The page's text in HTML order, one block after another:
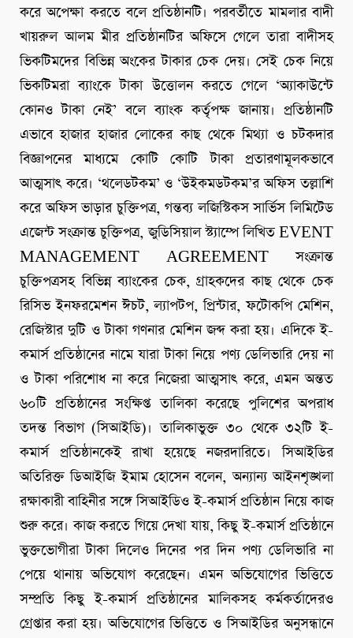
করে অপেক্ষা করতে বলে প্রতিষ্ঠানটি। পরবর্তীতে মামলার বাদী
খায়রুল আলম মীর প্রতিষ্ঠানটির অফিসে গেলে তারা বাদীসহ
ভিকটিমদের বিভিন্ন অংকের টাকার চেক দেয়। সেই চেক নিয়ে
ভিকটিমরা ব্যাংকে টাকা উত্তোলন করতে গেলে ‘অ্যাকাউন্টে
কোনও টাকা নেই’ বলে ব্যাংক কর্তৃপক্ষ জানায়। প্রতিষ্ঠানটি
এভাবে হাজার হাজার লোকের কাছ থেকে মিথ্যা ও চটকদার
বিজ্ঞাপনের মাধ্যমে কোটি কোটি টাকা প্রতারণামূলকভাবে
আত্মসাৎ করে। ‘থলেডটকম’ ও ‘উইকমডটকম’র অফিস তল্লাশি
করে অফিস ভাড়ার চুক্তিপত্র, গন্তব্য লজিস্টিকস সার্ভিস লিমিটেড
এজেন্ট সংক্রান্ত চুক্তিপত্র, জুডিসিয়াল স্ট্যাম্পে লিখিত EVENT
MANAGEMENT AGREEMENT সংক্রান্ত
চুক্তিপত্রসহ বিভিন্ন ব্যাংকের চেক, গ্রাহকদের কাছ থেকে চেক
রিসিভ ইনফরমেশন ঈচট, ল্যাপটপ, প্রিন্টার, ফটোকপি মেশিন,
রেজিস্টার দুটি ও টাকা গণনার মেশিন জব্দ করা হয়। এদিকে ই-
কমার্স প্রতিষ্ঠানের নামে যারা টাকা নিয়ে পণ্য ডেলিভারি দেয় না
ও টাকা পরিশোধ না করে নিজেরা আত্মসাৎ করে, এমন অন্তত
৬০টি প্রতিষ্ঠানের সংক্ষিপ্ত তালিকা করেছে পুলিশের অপরাধ
তদন্ত বিভাগ (সিআইডি)। তালিকাভুক্ত ৩০ থেকে ৩২টি ই-
কমার্স প্রতিষ্ঠানকেই রাখা হয়েছে নজরদারিতে। সিআইডির
অতিরিক্ত ডিআইজি ইমাম হোসেন বলেন, অন্যান্য আইনশৃঙ্খলা
রক্ষাকারী বাহিনীর সঙ্গে সিআইডিও ই-কমার্স প্রতিষ্ঠান নিয়ে কাজ
শুরু করে। কাজ করতে গিয়ে দেখা যায়, কিছু ই-কমার্স প্রতিষ্ঠানে
ভুক্তভোগীরা টাকা দিলেও দিনের পর দিন পণ্য ডেলিভারি না
পেয়ে থানায় অভিযোগ করেছেন। এমন অভিযোগের ভিত্তিতে
সম্প্রতি কিছু ই-কমার্স প্রতিষ্ঠানের মালিকসহ কর্মকর্তাদেরও
গ্রেপ্তার করা হয়। অভিযোগের ভিত্তিতে ও সিআইডির অনুসন্ধানে